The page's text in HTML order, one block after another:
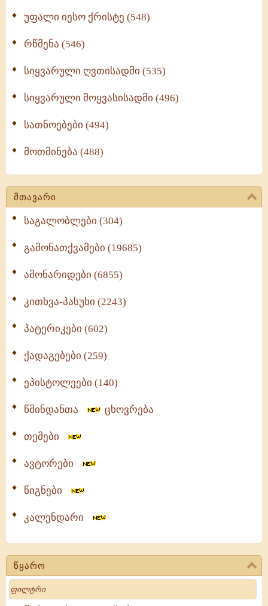
უფალი იესო ქრისტე (548)
რწმენა (546)
სიყვარული ღვთისადმი (535)
სიყვარული მოყვასისადმი (496)
სათნოებები (494)
მოთმინება (488)
მთავარი
საგალობლები (304)
გამონათქვამები (19685)
ამონარიდები (6855)
კითხვა-პასუხი (2243)
პატერიკები (602)
ქადაგებები (259)
ეპისტოლეები (140)
წმინდანთა ცხოვრება
თემები
ავტორები
წიგნები
კალენდარი
წყარო
Search